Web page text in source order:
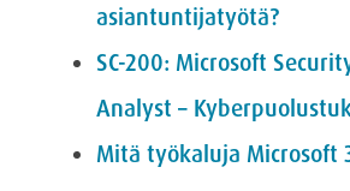
asiantuntijatyötä?
SC-200: Microsoft
Analyst –
Mitä työkaluja Microsoft